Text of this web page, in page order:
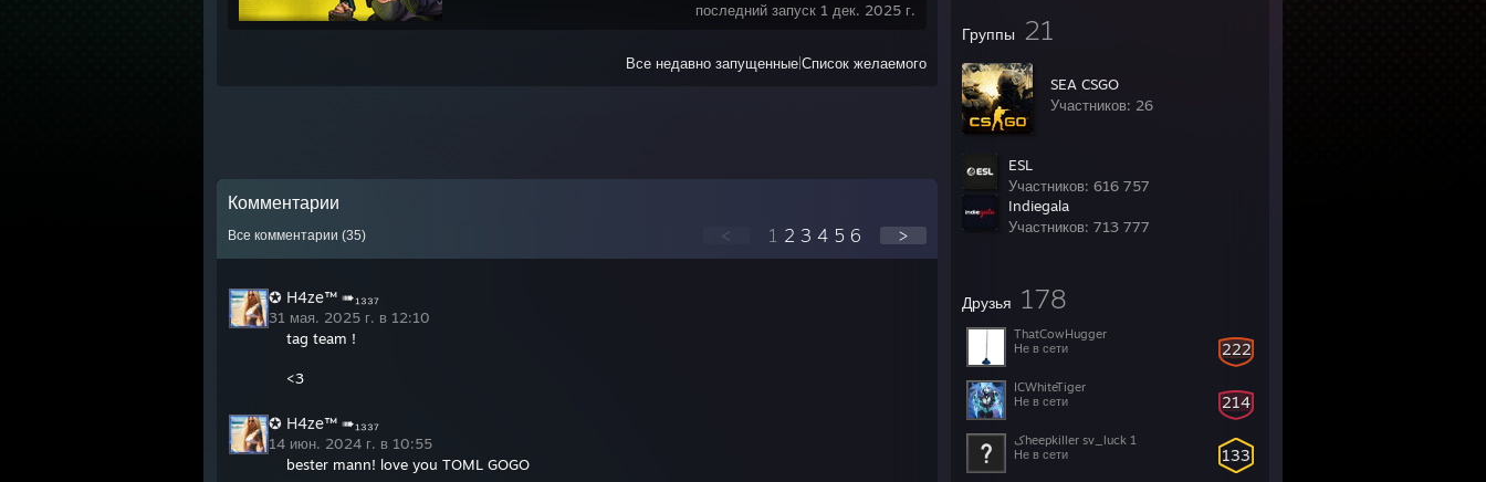
Группы 21
SEA CSGO
Участников: 26
ESL
Участников: 616 757
Indiegala
Участников: 713 777
Друзья 178
222
ThatCowHugger
Не в сети
214
ICWhiteTiger
Не в сети
133
کheepkiller sv_luck 1
Не в сети
последний запуск 1 дек. 2025 г.
Все недавно запущенныеСписок желаемого
Комментарии
Все комментарии (35) < 1 2 3 4 5 6 >
✪ H4ze™ ➠₁₃₃₇
31 мая. 2025 г. в 12:10
tag team !
<3
✪ H4ze™ ➠₁₃₃₇
14 июн. 2024 г. в 10:55
bester mann! love you TOML GOGO